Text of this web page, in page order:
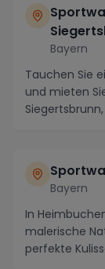
Bayern
Tauchen Sie
und mieten
Bayern
In
malerische
perfekte